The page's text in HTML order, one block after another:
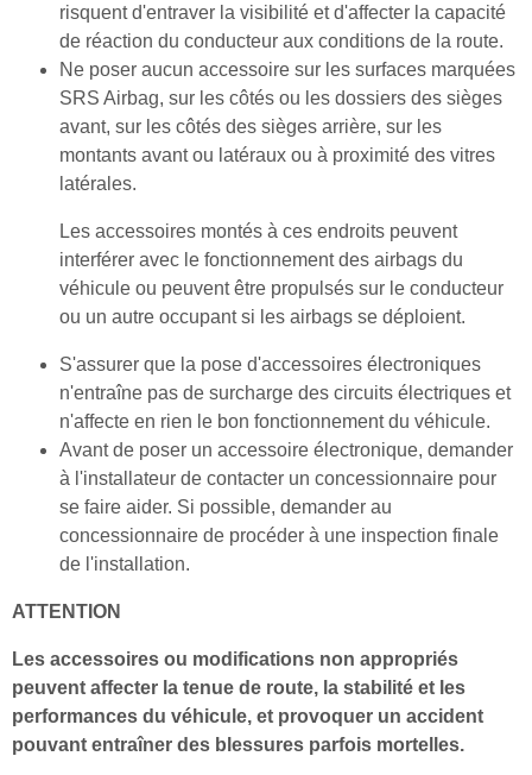
risquent d'entraver la visibilité et d'affecter la capacité
de réaction du conducteur aux conditions de la route.
Ne poser aucun accessoire sur les surfaces marquées
SRS Airbag, sur les côtés ou les dossiers des sièges
avant, sur les côtés des sièges arrière, sur les
montants avant ou latéraux ou à proximité des vitres
latérales.
Les accessoires montés à ces endroits peuvent
interférer avec le fonctionnement des airbags du
véhicule ou peuvent être propulsés sur le conducteur
ou un autre occupant si les airbags se déploient.
S'assurer que la pose d'accessoires électroniques
n'entraîne pas de surcharge des circuits électriques et
n'affecte en rien le bon fonctionnement du véhicule.
Avant de poser un accessoire électronique, demander
à l'installateur de contacter un concessionnaire pour
se faire aider. Si possible, demander au
concessionnaire de procéder à une inspection finale
de l'installation.
ATTENTION
Les accessoires ou modifications non appropriés
peuvent affecter la tenue de route, la stabilité et les
performances du véhicule, et provoquer un accident
pouvant entraîner des blessures parfois mortelles.